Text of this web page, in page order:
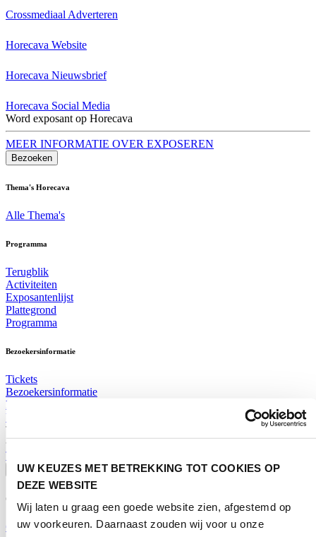
UW KEUZES MET BETREKKING TOT COOKIES OP
DEZE WEBSITE
Wij laten u graag een goede website zien, afgestemd op
uw voorkeuren. Daarnaast zouden wij voor u onze
Crossmediaal Adverteren
Horecava Website
Horecava Nieuwsbrief
Horecava Social Media
Word exposant op Horecava
MEER INFORMATIE OVER EXPOSEREN
Bezoeken
Thema's Horecava
Alle Thema's
Programma
Terugblik
Activiteiten
Exposantenlijst
Plattegrond
Programma
Bezoekersinformatie
Tickets
Bezoekersinformatie
Bereikbaarheid Horecava
Veelgestelde Vragen
Ticket kopen voor Horecava
TICKETS HORECAVA
Over Horecava
Over Horecava
Contact